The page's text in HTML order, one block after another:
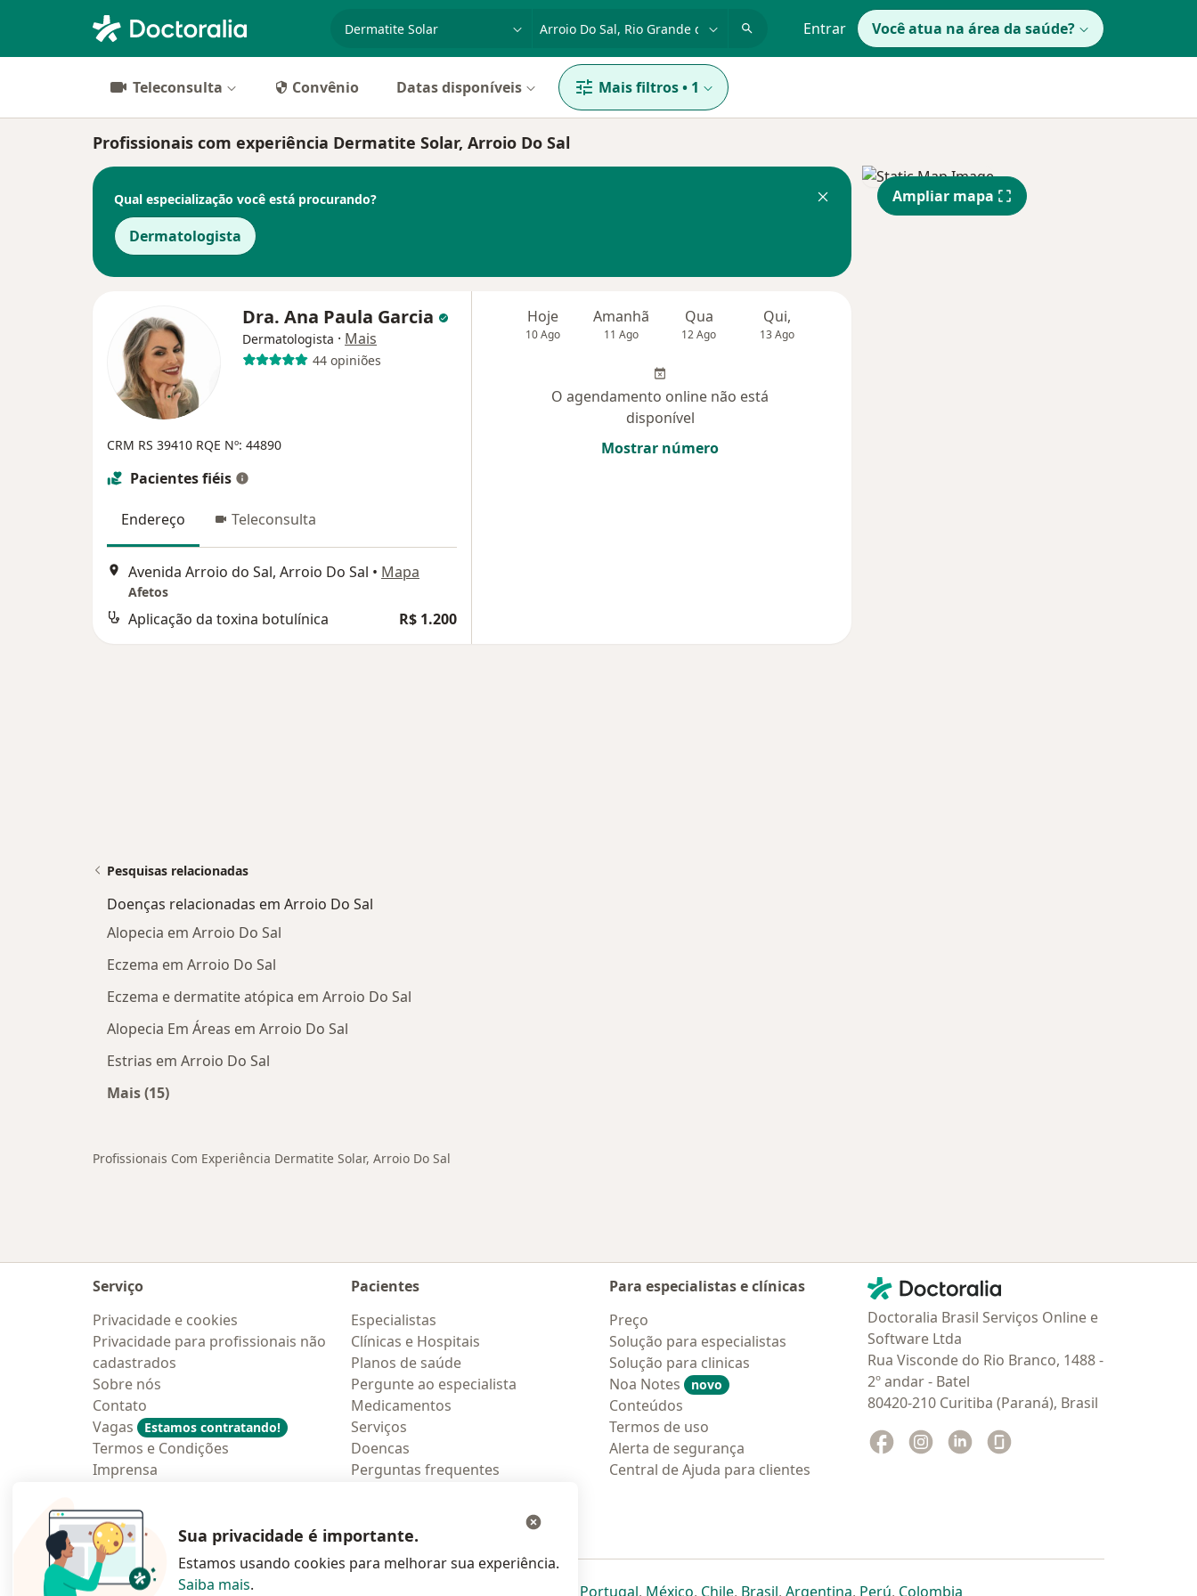
Entrar Você atua na área da saúde?
Teleconsulta Convênio Datas disponíveis Mais filtros• 1
Profissionais com experiência Dermatite Solar, Arroio Do Sal
Qual especialização você está procurando?
Dermatologista
Dra. Ana Paula Garcia
Dermatologista · Mais
44 opiniões
CRM RS 39410 RQE Nº: 44890
Pacientes fiéis
Endereço Teleconsulta
Avenida Arroio do Sal, Arroio Do Sal • Mapa
Afetos
Aplicação da toxina botulínica R$ 1.200
Hoje
10 Ago
Amanhã
11 Ago
Qua
12 Ago
Qui,
13 Ago
O agendamento online não está
disponível
Mostrar número
Ampliar mapa
Pesquisas relacionadas
Doenças relacionadas em Arroio Do Sal
Alopecia em Arroio Do Sal
Eczema em Arroio Do Sal
Eczema e dermatite atópica em Arroio Do Sal
Alopecia Em Áreas em Arroio Do Sal
Estrias em Arroio Do Sal
Mais (15)
Profissionais Com Experiência Dermatite Solar, Arroio Do Sal
Serviço
Privacidade e cookies
Privacidade para profissionais não
cadastrados
Sobre nós
Contato
Vagas
Estamos contratando!
Termos e Condições
Imprensa
Pacientes
Especialistas
Clínicas e Hospitais
Planos de saúde
Pergunte ao especialista
Medicamentos
Serviços
Doencas
Perguntas frequentes
Para especialistas e clínicas
Preço
Solução para especialistas
Solução para clinicas
Noa Notes
novo
Conteúdos
Termos de uso
Alerta de segurança
Central de Ajuda para clientes
Contato
Doctoralia - Homepage
Doctoralia Brasil Serviços Online e
Software Ltda
Rua Visconde do Rio Branco, 1488 -
2º andar - Batel
80420-210 Curitiba (Paraná), Brasil
Facebook
abre num novo separador
Instagram
abre num novo separador
Linkedin
abre num novo separador
Polska abre num novo separadorabre num novo separador
abre num novo separador
Portugalabre num novo separador
, Méxicoabre num novo separador
, Chileabre num novo separador
, Brasilabre num novo separador
, Argentinaabre num novo separador
, Perúabre num novo separador
, Colombiaabre num novo separador
Sua privacidade é importante.
Estamos usando cookies para melhorar sua experiência.
Saiba mais.